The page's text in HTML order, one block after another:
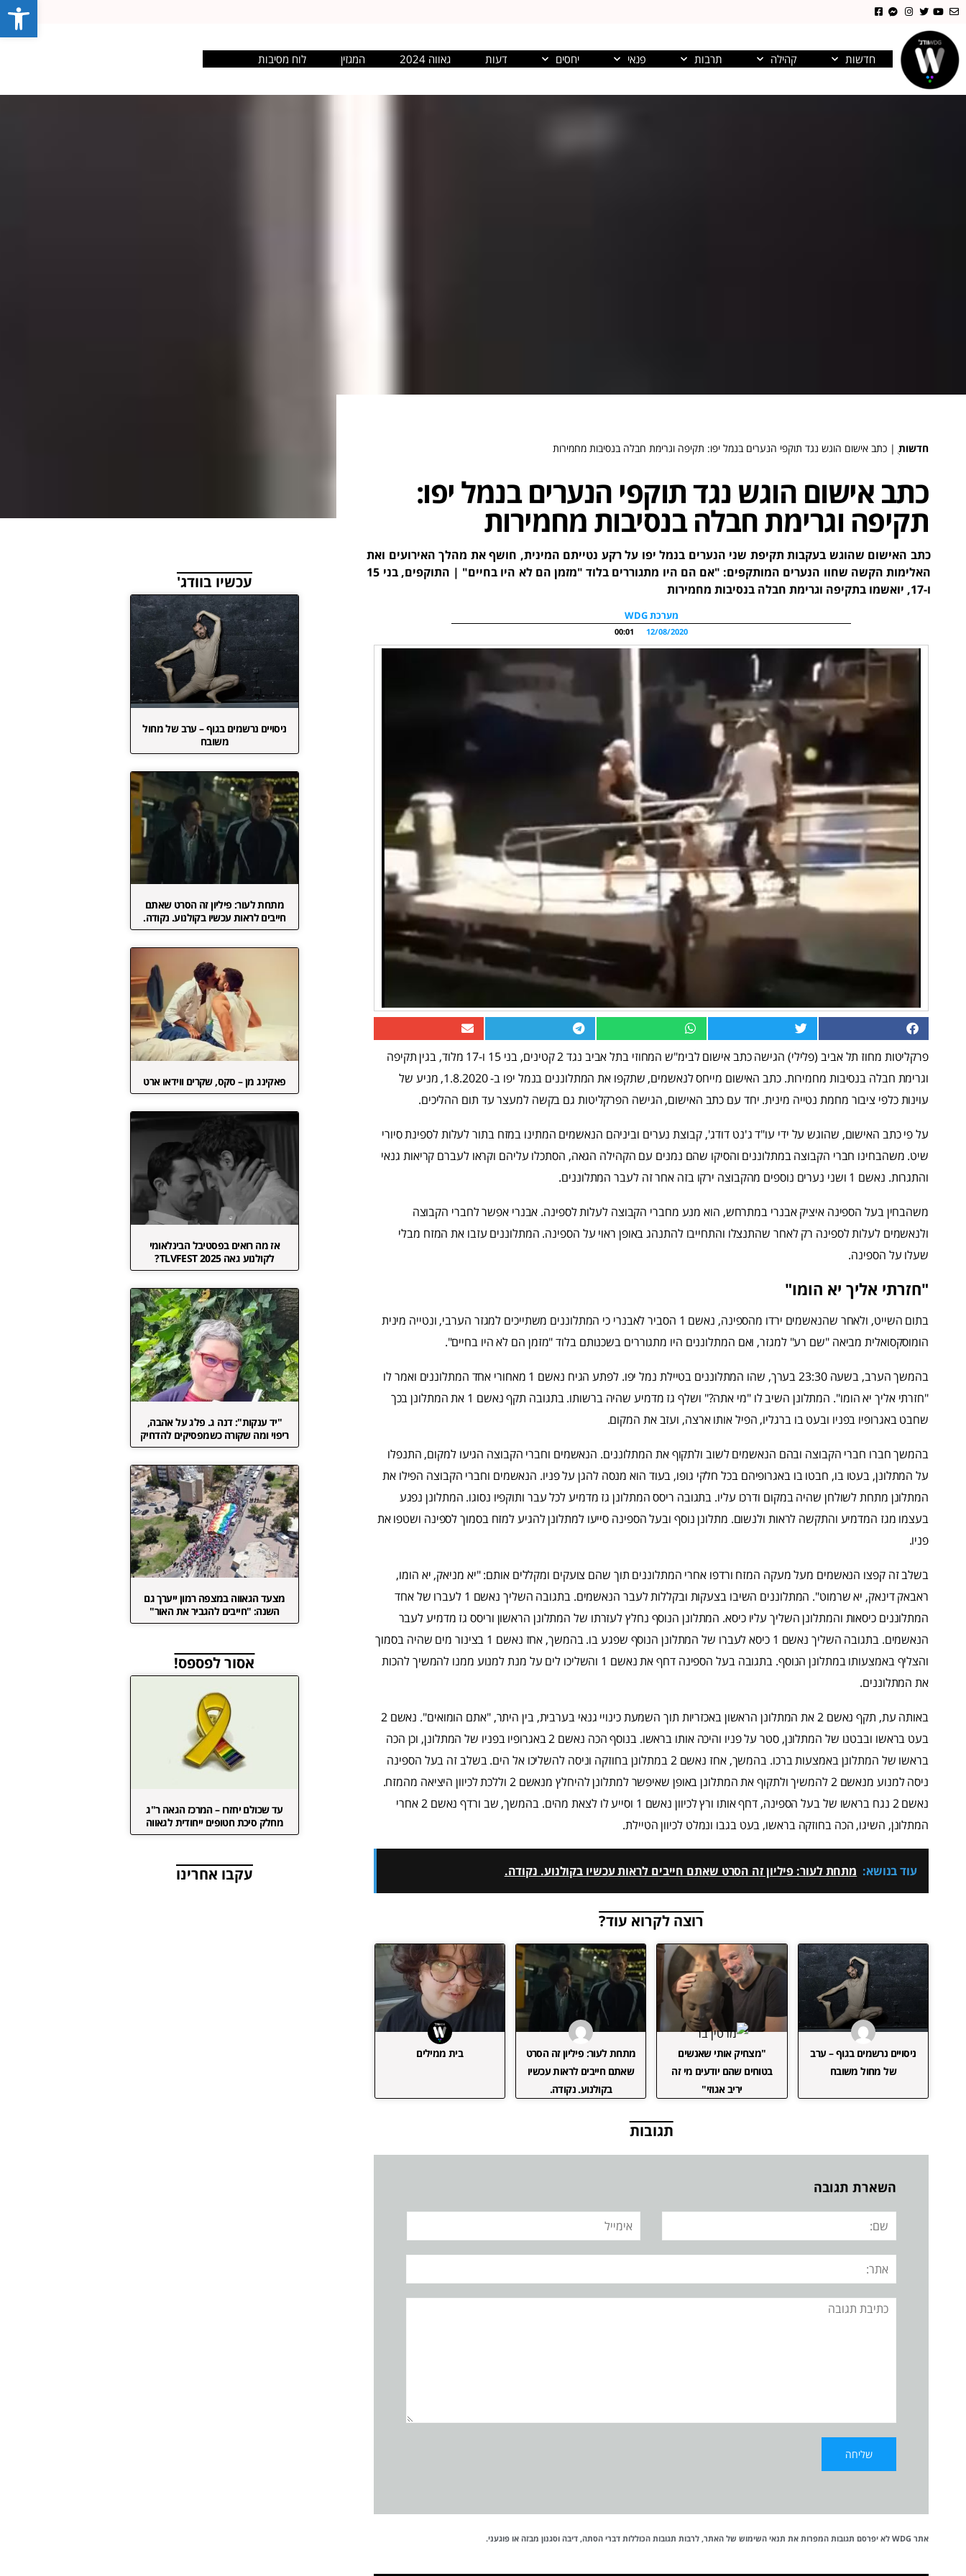
חדשות קהילה תרבות פנאי יחסים דעות גאווה 2024 המגזין לוח מסיבות
חדשות ֻ| כתב אישום הוגש נגד תוקפי הנערים בנמל יפו: תקיפה וגרימת חבלה בנסיבות מחמירות
כתב אישום הוגש נגד תוקפי הנערים בנמל יפו:
תקיפה וגרימת חבלה בנסיבות מחמירות
כתב האישום שהוגש בעקבות תקיפת שני הנערים בנמל יפו על רקע נטייתם המינית, חושף את מהלך האירועים ואת
האלימות הקשה שחוו הנערים המותקפים: "אם הם היו מתגוררים בלוד "מזמן הם לא היו בחיים" | התוקפים, בני 15
ו-17, יואשמו בתקיפה וגרימת חבלה בנסיבות מחמירות
מערכת WDG
12/08/2020
00:01
פרקליטות מחוז תל אביב (פלילי) הגישה כתב אישום לבימ"ש המחוזי בתל אביב נגד 2 קטינים, בני 15 ו-17 מלוד, בגין תקיפה
וגרימת חבלה בנסיבות מחמירות. כתב האישום מייחס לנאשמים, שתקפו את המתלוננים בנמל יפו ב- 1.8.2020, מניע של
עוינות כלפי ציבור מחמת נטייה מינית. יחד עם כתב האישום, הגישה הפרקליטות גם בקשה למעצר עד תום ההליכים.
על פי כתב האישום, שהוגש על ידי עו"ד ג'נט דודג', קבוצת נערים וביניהם הנאשמים המתינו במזח בתור לעלות לספינת סיורי
שיט. משהבחינו חברי הקבוצה במתלוננים והסיקו שהם נמנים עם הקהילה הגאה, הסתכלו עליהם וקראו לעברם קריאות גנאי
והתגרות. נאשם 1 ושני נערים נוספים מהקבוצה ירקו בזה אחר זה לעבר המתלוננים.
משהבחין בעל הספינה איציק אבנרי במתרחש, הוא מנע מחברי הקבוצה לעלות לספינה. אבנרי אפשר לחברי הקבוצה
ולנאשמים לעלות לספינה רק לאחר שהתנצלו והתחייבו להתנהג באופן ראוי על הספינה. המתלוננים עזבו את המזח מבלי
שעלו על הספינה.
"חזרתי אליך יא הומו"
בתום השייט, ולאחר שהנאשמים ירדו מהספינה, נאשם 1 הסביר לאבנרי כי המתלוננים משתייכים למגזר הערבי, ונטייה מינית
הומוסקסואלית מביאה "שם רע" למגזר, ואם המתלוננים היו מתגוררים בשכנותם בלוד "מזמן הם לא היו בחיים".
בהמשך הערב, בשעה 23:30 בערך, שהו המתלוננים בטיילת נמל יפו. לפתע הגיח נאשם 1 מאחורי אחד המתלוננים ואמר לו
"חזרתי אליך יא הומו". המתלונן השיב לו "מי אתה?" ושלף גז מדמיע שהיה ברשותו. בתגובה תקף נאשם 1 את המתלונן בכך
שחבט באגרופיו בפניו ובעט בו ברגליו, הפיל אותו ארצה, ועזב את המקום.
בהמשך חברו חברי הקבוצה ובהם הנאשמים לשוב ולתקוף את המתלוננים. הנאשמים וחברי הקבוצה הגיעו למקום, התנפלו
על המתלונן, בעטו בו, חבטו בו באגרופיהם בכל חלקי גופו, בעוד הוא מנסה להגן על פניו. הנאשמים וחברי הקבוצה הפילו את
המתלונן מתחת לשולחן שהיה במקום ודרכו עליו. בתגובה ריסס המתלונן גז מדמיע לכל עבר ותוקפיו נסוגו. המתלונן נפגע
בעצמו מגז המדמיע והתקשה לראות ולנשום. מתלונן נוסף ובעל הספינה סייעו למתלונן להגיע למזח בסמוך לספינה ושטפו את
פניו.
בשלב זה קפצו הנאשמים מעל מעקה המזח ורדפו אחרי המתלוננים תוך שהם צועקים ומקללים אותם: "יא מניאק, יא הומו,
ראבאק דינאק, יא שרמוט". המתלוננים השיבו בצעקות ובקללות לעבר הנאשמים. בתגובה השליך נאשם 1 לעברו של אחד
המתלוננים כיסאות והמתלונן השליך עליו כיסא. המתלונן הנוסף נחלץ לעזרתו של המתלונן הראשון וריסס גז מדמיע לעבר
הנאשמים. בתגובה השליך נאשם 1 כיסא לעברו של המתלונן הנוסף שפגע בו. בהמשך, אחז נאשם 1 בצינור מים שהיה בסמוך
והצליף באמצעותו במתלונן הנוסף. בתגובה בעל הספינה דחף את נאשם 1 והשליכו לים על מנת למנוע ממנו להמשיך להכות
את המתלוננים.
באותה עת, תקף נאשם 2 את המתלונן הראשון באכזריות תוך השמעת כינויי גנאי בערבית, בין היתר, "אתם הומואים". נאשם 2
בעט בראשו ובבטנו של המתלונן, סטר על פניו והיכה אותו בראשו. בנוסף הכה נאשם 2 באגרופיו בפניו של המתלונן, וכן הכה
בראשו של המתלונן באמצעות ברכו. בהמשך, אחז נאשם 2 במתלונן בחוזקה וניסה להשליכו אל הים. בשלב זה בעל הספינה
ניסה למנוע מנאשם 2 להמשיך ולתקוף את המתלונן באופן שאיפשר למתלונן להיחלץ מנאשם 2 וללכת לכיוון היציאה מהמזח.
נאשם 2 נגח בראשו של בעל הספינה, דחף אותו ורץ לכיוון נאשם 1 וסייע לו לצאת מהים. בהמשך, שב ורדף נאשם 2 אחרי
המתלונן, השיגו, הכה בחוזקה בראשו, בעט בגבו ונמלט לכיוון הטיילת.
עוד בנושא: מתחת לעור: פיליון זה הסרט שאתם חייבים לראות עכשיו בקולנוע. נקודה.
רוצה לקרוא עוד?
ניסויים נרשמים בגוף – ערב
של מחול משובח
"מצחיק אותי שאנשים
בטוחים שהם יודעים מי זה
יריב אגוזי"
מתחת לעור: פיליון זה הסרט
שאתם חייבים לראות עכשיו
בקולנוע. נקודה.
בית ממילים
תגובות
השארת תגובה
שם: אימייל
אתר:
תגובה
אתר WDG לא יפרסם תגובות המפרות את תנאי השימוש של האתר, לרבות תגובות הכוללות דברי הסתה, דיבה וסגנון מבזה או פוגעני.
עכשיו בוודג'
ניסויים נרשמים בגוף – ערב של מחול
משובח
מתחת לעור: פיליון זה הסרט שאתם
חייבים לראות עכשיו בקולנוע. נקודה.
פאקינג מן – סקס, שקרים ווידאו ארט
אז מה רואים בפסטיבל הבינלאומי
לקולנוע גאה TLVFEST 2025?
"יד ענקות": דנה ג. פלג על אהבה,
ריפוי ומה שקורה כשמפסיקים להדחיק
מצעד הגאווה במצפה רמון ייערך גם
השנה: "חייבים להגביר את האור"
אסור לפספס!
עד שכולם יחזרו – המרכז הגאה ר"ג
מחלק סיכת חטופים ייחודית לגאווה
עקבו אחרינו